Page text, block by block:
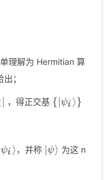
理解为 Hermitian 算
；
，得正交基 \
{ ∣ψi ⟩ }
∣ψi ⟩ ，并称 ψ⟩ 为这 n